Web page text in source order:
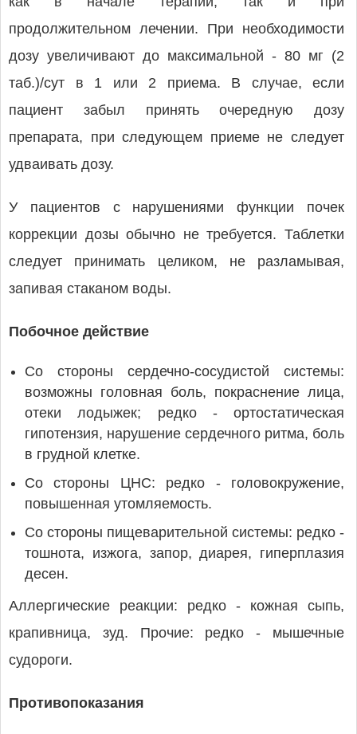
продолжительном лечении. При необходимости
дозу увеличивают до максимальной - 80 мг (2
таб.)/сут в 1 или 2 приема. В случае, если
пациент забыл принять очередную дозу
препарата, при следующем приеме не следует
удваивать дозу.
У пациентов с нарушениями функции почек
коррекции дозы обычно не требуется. Таблетки
следует принимать целиком, не разламывая,
запивая стаканом воды.
Побочное действие
Со стороны сердечно-сосудистой системы:
возможны головная боль, покраснение лица,
отеки лодыжек; редко - ортостатическая
гипотензия, нарушение сердечного ритма, боль
в грудной клетке.
Со стороны ЦНС: редко - головокружение,
повышенная утомляемость.
Со стороны пищеварительной системы: редко -
тошнота, изжога, запор, диарея, гиперплазия
десен.
Аллергические реакции: редко - кожная сыпь,
крапивница, зуд. Прочие: редко - мышечные
судороги.
Противопоказания